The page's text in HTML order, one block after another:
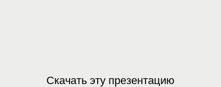
Скачать эту презентацию